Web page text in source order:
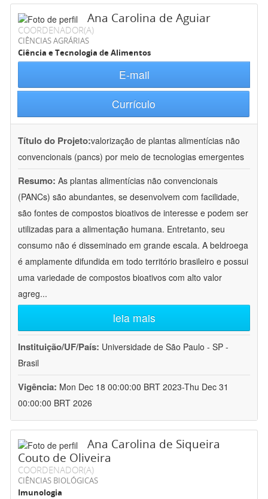
Ana Carolina de Aguiar
COORDENADOR(A)
CIÊNCIAS AGRÁRIAS
Ciência e Tecnologia de Alimentos
E-mail
Currículo
Título do Projeto:valorização de plantas alimentícias não
convencionais (pancs) por meio de tecnologias emergentes
Resumo: As plantas alimentícias não convencionais
(PANCs) são abundantes, se desenvolvem com facilidade,
são fontes de compostos bioativos de interesse e podem ser
utilizadas para a alimentação humana. Entretanto, seu
consumo não é disseminado em grande escala. A beldroega
é amplamente difundida em todo território brasileiro e possui
uma variedade de compostos bioativos com alto valor
agreg...
leia mais
Instituição/UF/País: Universidade de São Paulo - SP -
Brasil
Vigência: Mon Dec 18 00:00:00 BRT 2023-Thu Dec 31
00:00:00 BRT 2026
Ana Carolina de Siqueira
Couto de Oliveira
COORDENADOR(A)
CIÊNCIAS BIOLÓGICAS
Imunologia